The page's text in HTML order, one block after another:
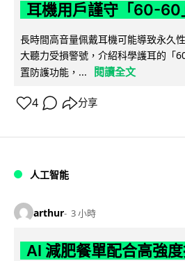
耳機用戶謹守「60-60
長時間高音量佩戴耳機可能導致永久
大聽力受損警號，介紹科學護耳的「
置防護功能，...
閱讀全文
4 分享
人工智能
arthur 3 小時
AI 減肥餐單配合高強